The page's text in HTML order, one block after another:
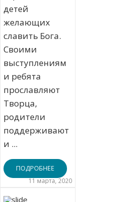
детей
желающих
славить Бога.
Своими
выступлениям
и ребята
прославляют
Творца,
родители
поддерживают
и ...
ПОДРОБНЕЕ
11 марта, 2020